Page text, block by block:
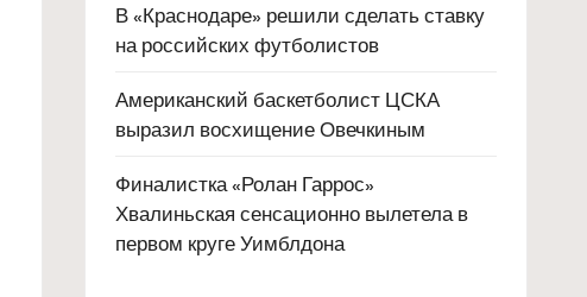
В «Краснодаре» решили сделать ставку
на российских футболистов
Американский баскетболист ЦСКА
выразил восхищение Овечкиным
Финалистка «Ролан Гаррос»
Хвалиньская сенсационно вылетела в
первом круге Уимблдона